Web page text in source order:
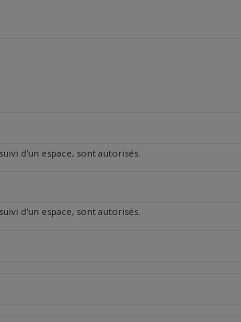
d'un espace, sont autorisés.
d'un espace, sont autorisés.